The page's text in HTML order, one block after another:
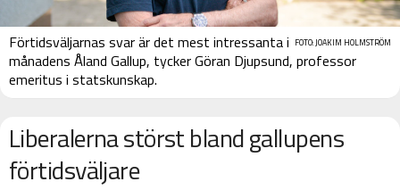
FOTO: JOAKIM HOLMSTRÖM
Förtidsväljarnas svar är det mest intressanta i
månadens Åland Gallup, tycker Göran Djupsund, professor
emeritus i statskunskap.
Liberalerna störst bland gallupens
förtidsväljare